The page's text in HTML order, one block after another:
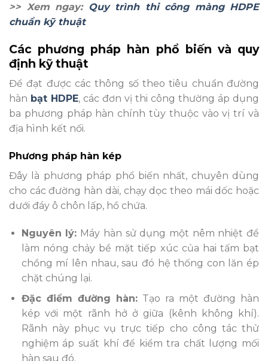
>> Xem ngay: Quy trình thi công màng HDPE
chuẩn kỹ thuật
Các phương pháp hàn phổ biến và quy
định kỹ thuật
Để đạt được các thông số theo tiêu chuẩn đường
hàn bạt HDPE, các đơn vị thi công thường áp dụng
ba phương pháp hàn chính tùy thuộc vào vị trí và
địa hình kết nối.
Phương pháp hàn kép
Đây là phương pháp phổ biến nhất, chuyên dùng
cho các đường hàn dài, chạy dọc theo mái dốc hoặc
dưới đáy ô chôn lấp, hồ chứa.
Nguyên lý: Máy hàn sử dụng một nêm nhiệt để
làm nóng chảy bề mặt tiếp xúc của hai tấm bạt
chồng mí lên nhau, sau đó hệ thống con lăn ép
chặt chúng lại.
Đặc điểm đường hàn:Tạo ra một đường hàn
kép với một rãnh hở ở giữa (kênh không khí).
Rãnh này phục vụ trực tiếp cho công tác thử
nghiệm áp suất khí để kiểm tra chất lượng mối
hàn sau đó.